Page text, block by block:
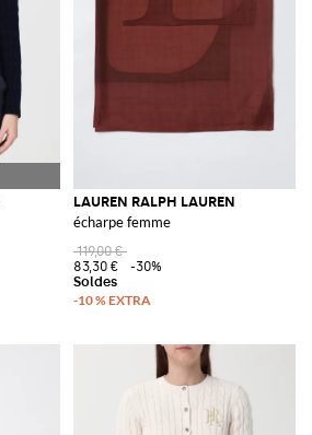
LAUREN RALPH LAUREN
écharpe femme
119,00 €
83,30 €
-30%